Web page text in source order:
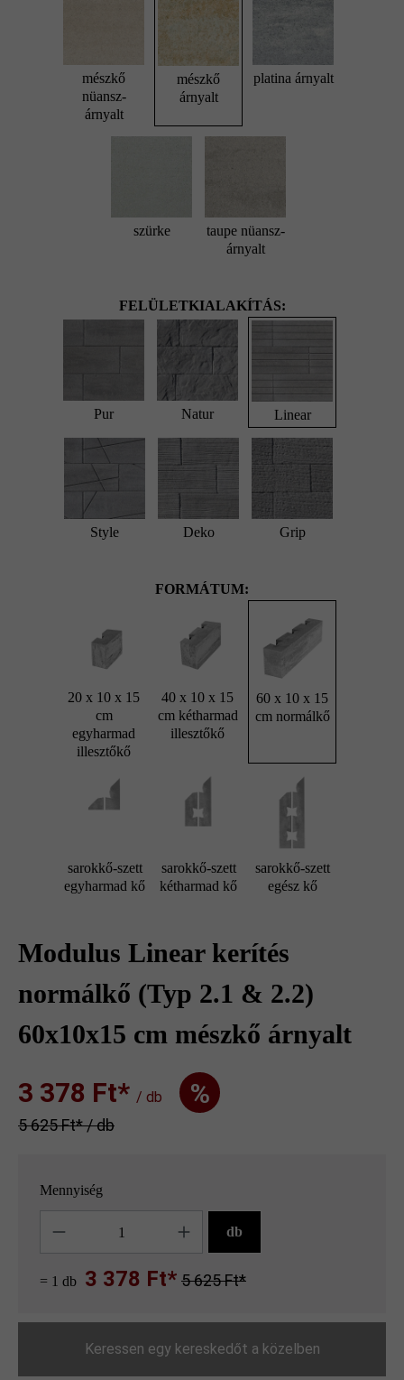
mészkő
nüansz-
árnyalt
mészkő
árnyalt
platina árnyalt
szürke
taupe nüansz-
árnyalt
FELÜLETKIALAKÍTÁS:
Pur Natur Linear
Style Deko Grip
FORMÁTUM:
20 x 10 x 15
cm
egyharmad
illesztőkő
40 x 10 x 15
cm kétharmad
illesztőkő
60 x 10 x 15
cm normálkő
sarokkő-szett
egyharmad kő
sarokkő-szett
kétharmad kő
sarokkő-szett
egész kő
Modulus Linear kerítés
normálkő (Typ 2.1 & 2.2)
60x10x15 cm mészkő árnyalt
3 378 Ft‎‎‎* / db %
5 625 Ft‎‎‎* / db
Mennyiség
db
= 1 db 3 378 Ft* 5 625 Ft*
Keressen egy kereskedőt a közelben